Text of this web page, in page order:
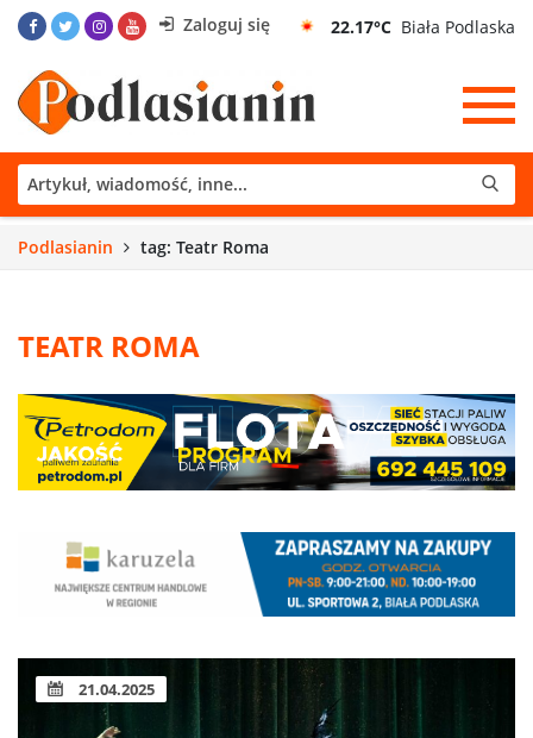
Zaloguj się 22.17°C Biała Podlaska
Podlasianin tag: Teatr Roma
TEATR ROMA
21.04.2025